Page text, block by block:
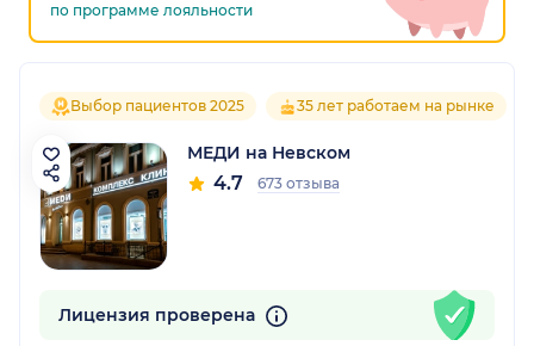
по программе лояльности
Выбор пациентов 2025 35 лет работаем на рынке
МЕДИ на Невском
4.7 673 отзыва
Лицензия проверена